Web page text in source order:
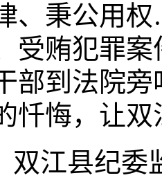
、秉公用
受贿犯罪
部到法院
忏悔，让
双江县纪委